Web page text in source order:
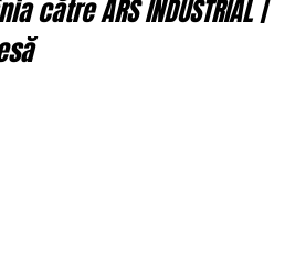
către ARS INDUSTRIAL |